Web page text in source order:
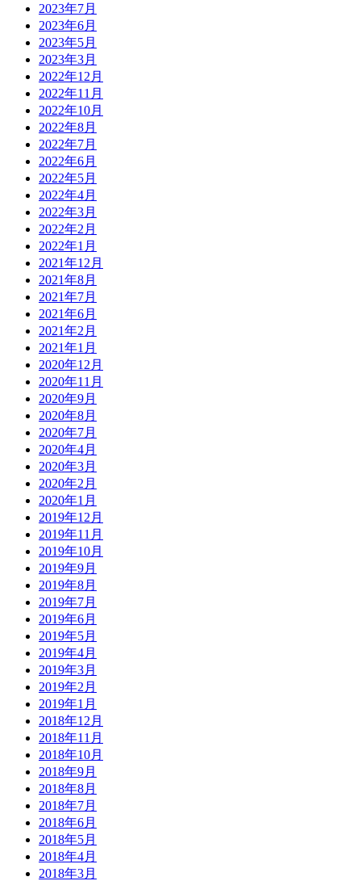
2023年7月
2023年6月
2023年5月
2023年3月
2022年12月
2022年11月
2022年10月
2022年8月
2022年7月
2022年6月
2022年5月
2022年4月
2022年3月
2022年2月
2022年1月
2021年12月
2021年8月
2021年7月
2021年6月
2021年2月
2021年1月
2020年12月
2020年11月
2020年9月
2020年8月
2020年7月
2020年4月
2020年3月
2020年2月
2020年1月
2019年12月
2019年11月
2019年10月
2019年9月
2019年8月
2019年7月
2019年6月
2019年5月
2019年4月
2019年3月
2019年2月
2019年1月
2018年12月
2018年11月
2018年10月
2018年9月
2018年8月
2018年7月
2018年6月
2018年5月
2018年4月
2018年3月